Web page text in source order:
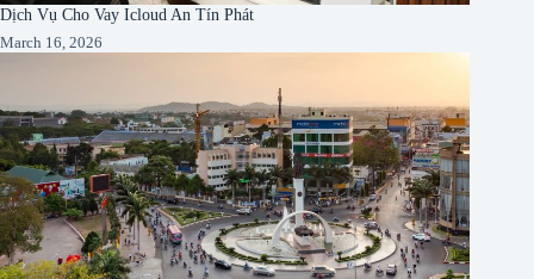
Dịch Vụ Cho Vay Icloud An Tín Phát
March 16, 2026